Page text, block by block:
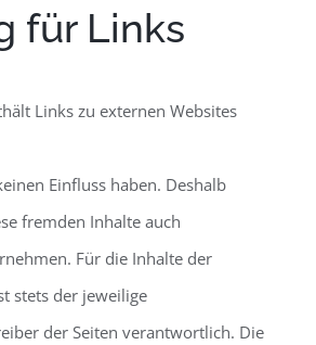
für Links
Links zu externen Websites
Einfluss haben. Deshalb
fremden Inhalte auch
Für die Inhalte der
stets der jeweilige
der Seiten verantwortlich. Die